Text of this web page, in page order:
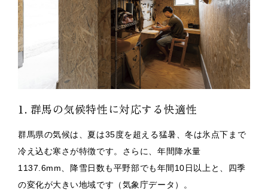
1. 群馬の気候特性に対応する快適性
群馬県の気候は、夏は35度を超える猛暑、冬は氷点下まで
冷え込む寒さが特徴です。さらに、年間降水量
1137.6mm、降雪日数も平野部でも年間10日以上と、四季
の変化が大きい地域です（気象庁データ）。